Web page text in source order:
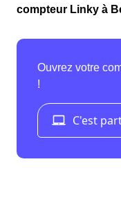
compteur Linky à